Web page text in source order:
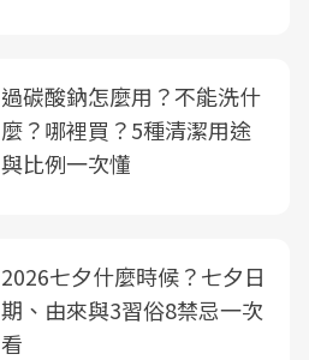
過碳酸鈉怎麼用？不能洗什
麼？哪裡買？5種清潔用途
與比例一次懂
2026七夕什麼時候？七夕日
期、由來與3習俗8禁忌一次
看